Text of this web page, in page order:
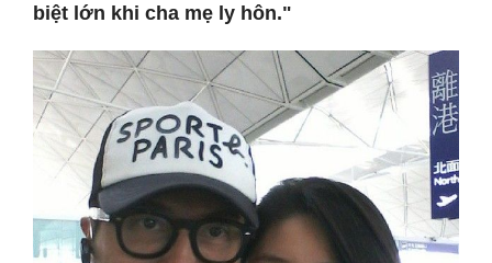
biệt lớn khi cha mẹ ly hôn."